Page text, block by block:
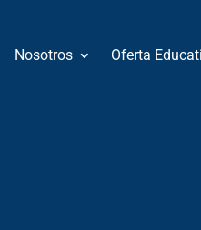
Nosotros Oferta